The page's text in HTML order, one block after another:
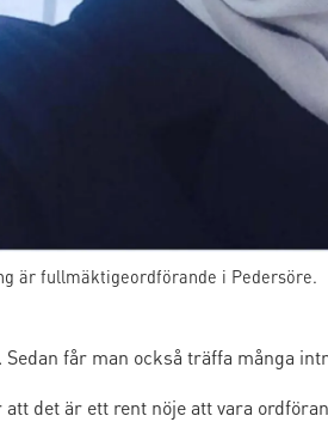
är fullmäktigeordförande i Pedersöre.
får man också träffa många
att det är ett rent nöje att vara